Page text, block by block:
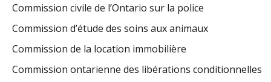
Commission civile de l’Ontario sur la police
Commission d’étude des soins aux animaux
Commission de la location immobilière
Commission ontarienne des libérations conditionnelles